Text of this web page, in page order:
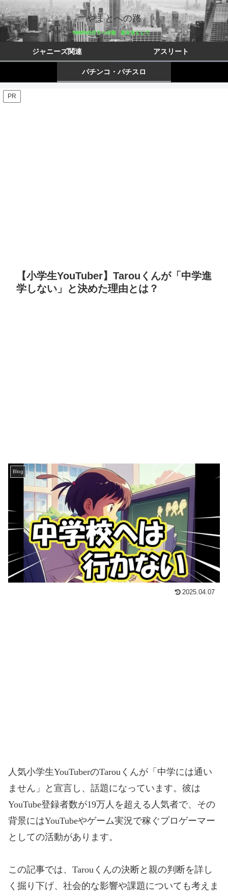
やまとへの路
ジャニーズ関連 アスリート
パチンコ・パチスロ
PR
【小学生YouTuber】Tarouくんが「中学進
学しない」と決めた理由とは？
Blog
2025.04.07
人気小学生YouTuberのTarou くんが「中学には通い
ません」と宣言し、話題になっています。彼は
YouTube登録者数が19万人を超える人気者で、その
背景にはYouTubeやゲーム実況で稼ぐプロゲーマー
としての活動があります。
この記事では、Tarouくんの決断と親の判断を詳し
く掘り下げ、社会的な影響や課題についても考えま